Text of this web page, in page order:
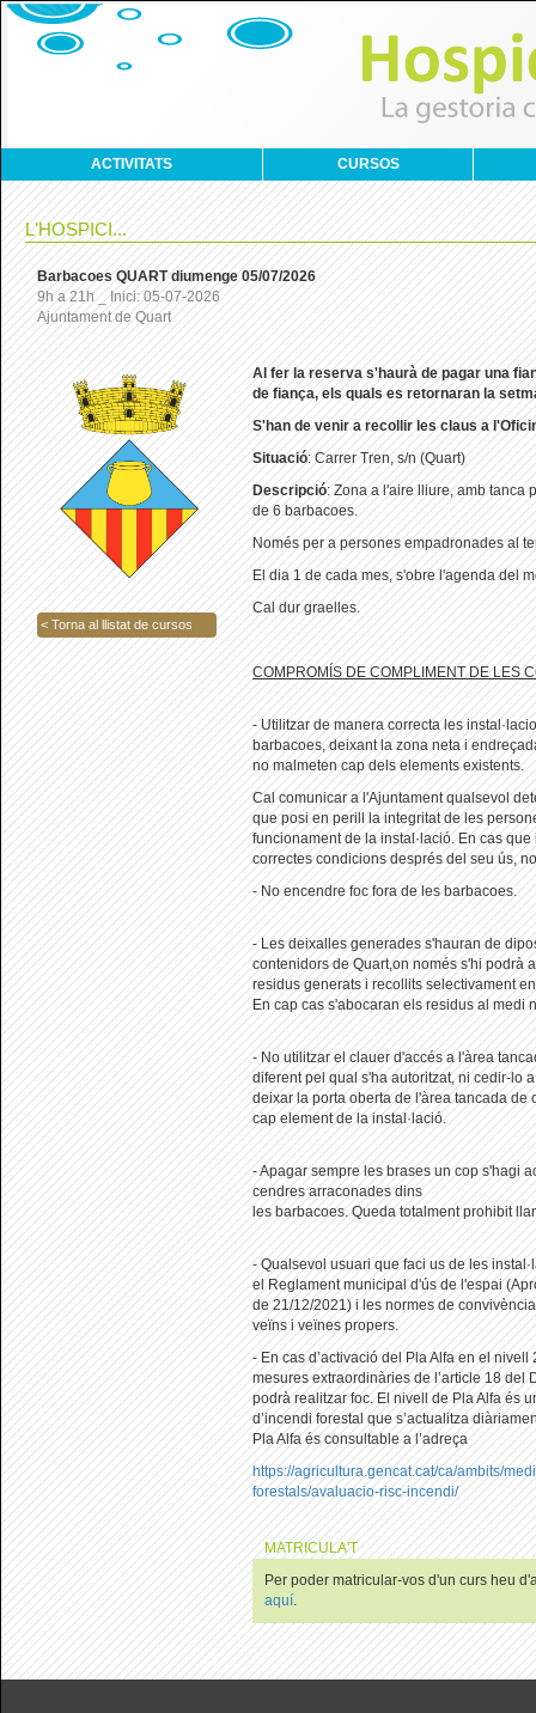
ACTIVITATS CURSOS
L'HOSPICI...
Barbacoes QUART diumenge 05/07/2026
9h a 21h _ Inici: 05-07-2026
Ajuntament de Quart
< Torna al llistat de cursos
Al fer la reserva s'haurà de pagar una
de fiança, els quals es retornaran la
S'han de venir a recollir les claus a
Situació: Carrer Tren, s/n (Quart)
Descripció: Zona a l'aire lliure, amb tanca
de 6 barbacoes.
Només per a persones empadronades al
El dia 1 de cada mes, s'obre l'agenda del
Cal dur graelles.
COMPROMÍS DE COMPLIMENT DE LES
- Utilitzar de manera correcta les
barbacoes, deixant la zona neta i
no malmeten cap dels elements existents.
Cal comunicar a l'Ajuntament qualsevol
que posi en perill la integritat de les
funcionament de la instal·lació. En cas
correctes condicions després del seu ús,
- No encendre foc fora de les barbacoes.
- Les deixalles generades s'hauran de
contenidors de Quart,on només s'hi podrà
residus generats i recollits selectivament
En cap cas s'abocaran els residus al medi
- No utilitzar el clauer d'accés a l'àrea
diferent pel qual s'ha autoritzat, ni cedir-lo
deixar la porta oberta de l'àrea tancada de
cap element de la instal·lació.
- Apagar sempre les brases un cop s'hagi
cendres arraconades dins
les barbacoes. Queda totalment prohibit
- Qualsevol usuari que faci us de les
el Reglament municipal d'ús de l'espai
de 21/12/2021) i les normes de
veïns i veïnes propers.
- En cas d’activació del Pla Alfa en el
mesures extraordinàries de l’article 18 del
podrà realitzar foc. El nivell de Pla Alfa és
d’incendi forestal que s’actualitza
Pla Alfa és consultable a l’adreça
https://agricultura.gencat.cat/ca/ambits/
forestals/avaluacio-risc-incendi/
MATRICULA'T
Per poder matricular-vos d'un curs heu
aquí.